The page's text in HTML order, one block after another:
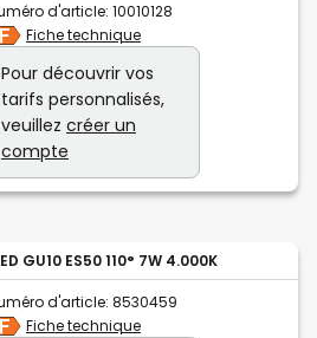
d'article: 10010128
Fiche technique
Pour découvrir vos
tarifs personnalisés,
veuillez créer un
compte
GU10 ES50 110° 7W 4.000K
d'article: 8530459
Fiche technique